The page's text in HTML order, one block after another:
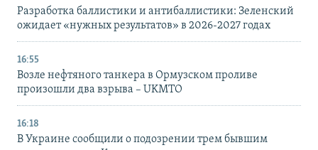
Разработка баллистики и антибаллистики: Зеленский
ожидает «нужных результатов» в 2026-2027 годах
16:55
Возле нефтяного танкера в Ормузском проливе
произошли два взрыва – UKMTO
16:18
В Украине сообщили о подозрении трем бывшим